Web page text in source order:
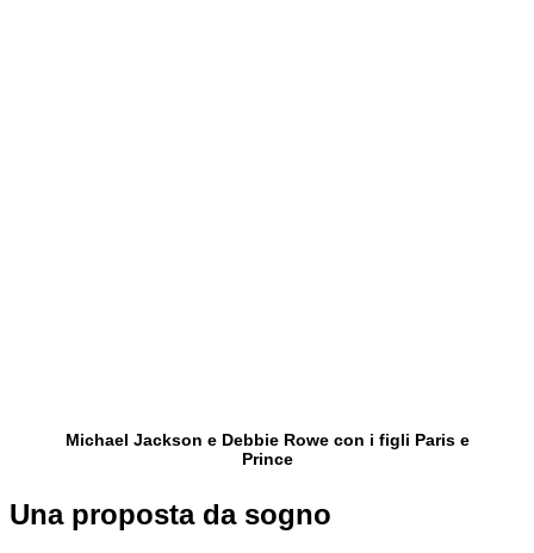
Michael Jackson e Debbie Rowe con i figli Paris e
Prince
Una proposta da sogno